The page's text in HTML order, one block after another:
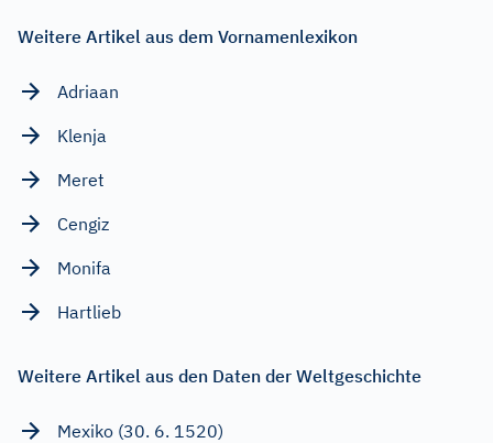
Weitere Artikel aus dem Vornamenlexikon
Adriaan
Klenja
Meret
Cengiz
Monifa
Hartlieb
Weitere Artikel aus den Daten der Weltgeschichte
Mexiko (30. 6. 1520)